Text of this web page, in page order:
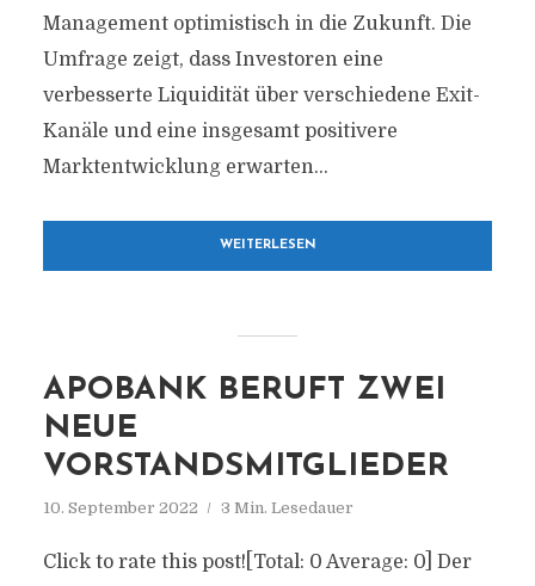
Management optimistisch in die Zukunft. Die
Umfrage zeigt, dass Investoren eine
verbesserte Liquidität über verschiedene Exit-
Kanäle und eine insgesamt positivere
Marktentwicklung erwarten...
WEITERLESEN
APOBANK BERUFT ZWEI
NEUE
VORSTANDSMITGLIEDER
10. September 2022 3 Min. Lesedauer
Click to rate this post![Total: 0 Average: 0] Der